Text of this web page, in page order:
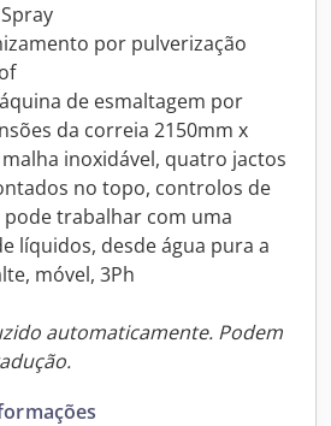
por pulverização
de esmaltagem por
da correia 2150mm x
inoxidável, quatro jactos
no topo, controlos de
pode trabalhar com uma
líquidos, desde água pura a
móvel, 3Ph
automaticamente. Podem